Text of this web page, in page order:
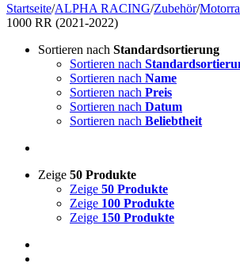
Startseite/ALPHA RACING/Zubehör/
1000 RR (2021-2022)
Sortieren nach Standardsortierung
Sortieren nach
Sortieren nach Name
Sortieren nach Preis
Sortieren nach Datum
Sortieren nach Beliebtheit
Zeige 50 Produkte
Zeige 50 Produkte
Zeige 100 Produkte
Zeige 150 Produkte